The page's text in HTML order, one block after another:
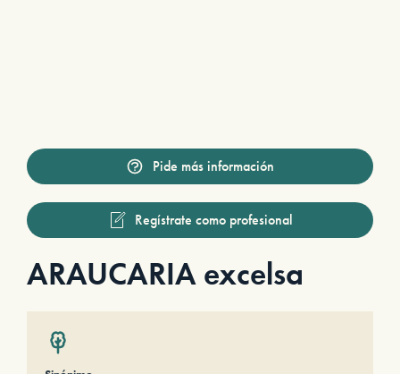
Pide más información
Regístrate como profesional
ARAUCARIA excelsa